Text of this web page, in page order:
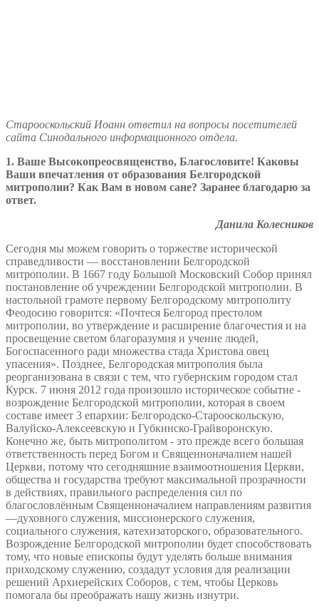
Старооскольский Иоанн ответил на вопросы посетителей
сайта Синодального информационного отдела.
1. Ваше Высокопреосвященство, Благословите! Каковы
Ваши впечатления от образования Белгородской
митрополии? Как Вам в новом сане? Заранее благодарю за
ответ.
Данила Колесников
Сегодня мы можем говорить о торжестве исторической
справедливости — восстановлении Белгородской
митрополии. В 1667 году Большой Московский Собор принял
постановление об учреждении Белгородской митрополии. В
настольной грамоте первому Белгородскому митрополиту
Феодосию говорится: «Почтеся Белгород престолом
митрополии, во утверждение и расширение благочестия и на
просвещение светом благоразумия и учение людей,
Богоспасенного ради множества стада Христова овец
упасения». Позднее, Белгородская митрополия была
реорганизована в связи с тем, что губернским городом стал
Курск. 7 июня 2012 года произошло историческое событие -
возрождение Белгородской митрополии, которая в своем
составе имеет 3 епархии: Белгородско-Старооскольскую,
Валуйско-Алексеевскую и Губкинско-Грайворонскую.
Конечно же, быть митрополитом - это прежде всего большая
ответственность перед Богом и Священноначалием нашей
Церкви, потому что сегодняшние взаимоотношения Церкви,
общества и государства требуют максимальной прозрачности
в действиях, правильного распределения сил по
благословлённым Священноначалием направлениям развития
—духовного служения, миссионерского служения,
социального служения, катехизаторского, образовательного.
Возрождение Белгородской митрополии будет способствовать
тому, что новые епископы будут уделять больше внимания
приходскому служению, создадут условия для реализации
решений Архиерейских Соборов, с тем, чтобы Церковь
помогала бы преображать нашу жизнь изнутри.